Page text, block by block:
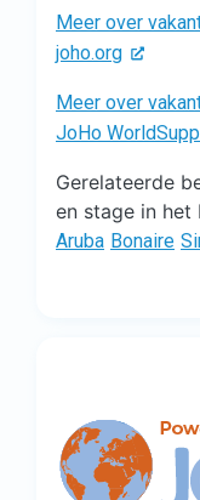
Meer over
joho.org
Meer over
JoHo
Gerelateerde
en stage in het
Aruba Bonaire